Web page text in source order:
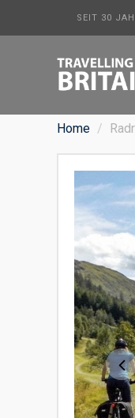
SEIT 30
Home